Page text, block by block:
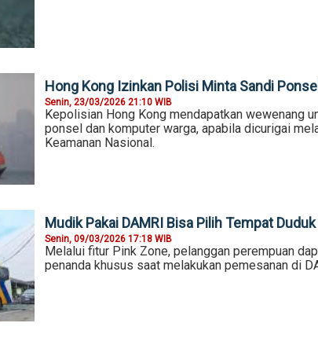
Hong Kong Izinkan Polisi Minta Sandi
Senin, 23/03/2026 21:10 WIB
Kepolisian Hong Kong mendapatkan wewenang
ponsel dan komputer warga, apabila dicurigai
Keamanan Nasional.
Mudik Pakai DAMRI Bisa Pilih Tempat
Senin, 09/03/2026 17:18 WIB
Melalui fitur Pink Zone, pelanggan perempuan
penanda khusus saat melakukan pemesanan di